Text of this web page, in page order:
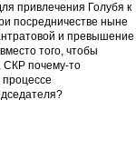
привлечения Голубя к
посредничестве ныне
и превышение
того, чтобы
СКР почему-то
процессе